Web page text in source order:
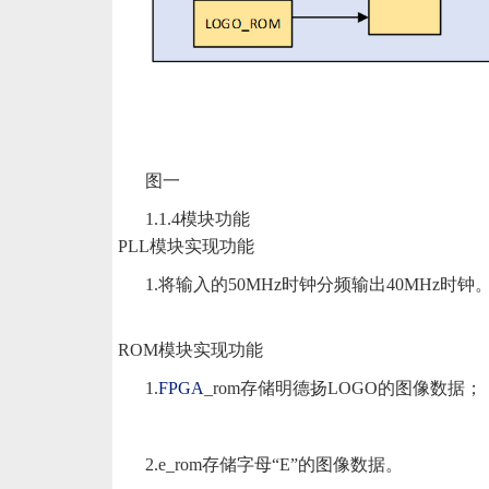
图一
1.1.4模块功能
PLL模块实现功能
1.将输入的50MHz时钟分频输出40MHz时钟
ROM模块实现功能
1.FPGA _rom存储明德扬LOGO的图像数据；
2.e_rom存储字母“E”的图像数据。